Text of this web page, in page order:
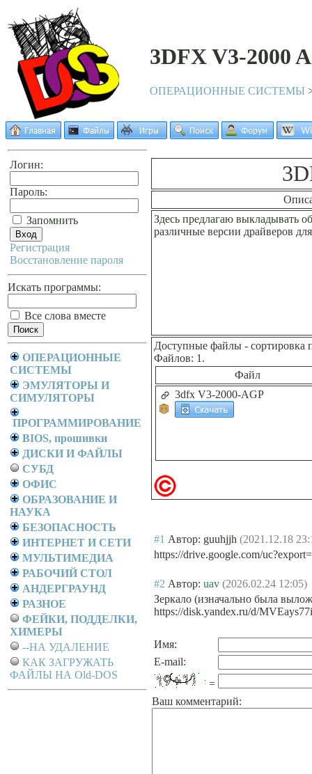
3DFX V3-2000
ОПЕРАЦИОННЫЕ СИСТЕМЫ
Логин:
Пароль:
Запомнить
Регистрация
Восстановление пароля
Искать программы:
Все слова вместе
ОПЕРАЦИОННЫЕ
СИСТЕМЫ
ЭМУЛЯТОРЫ И
СИМУЛЯТОРЫ
ПРОГРАММИРОВАНИЕ
BIOS, прошивки
ДИСКИ И ФАЙЛЫ
СУБД
ОФИС
ОБРАЗОВАНИЕ И
НАУКА
БЕЗОПАСНОСТЬ
ИНТЕРНЕТ И СЕТИ
МУЛЬТИМЕДИА
РАБОЧИЙ СТОЛ
АНДЕРГРАУНД
РАЗНОЕ
ФЕЙКИ, ПОДДЕЛКИ,
ХИМЕРЫ
--НА УДАЛЕНИЕ
КАК ЗАГРУЖАТЬ
ФАЙЛЫ НА Old-DOS
Здесь предлагаю выкладывать
различные версии драйверов
Доступные файлы - сортировка
Файлов: 1.
Файл
3dfx V3-2000-AGP
#1 Автор: guuhjjh (2021.12.18
https://drive.google.com/
#2 Автор: uav (2026.02.24 12:05)
Зеркало (изначально была
https://disk.yandex.ru/d/
Имя:
E-mail:
=
Ваш комментарий: